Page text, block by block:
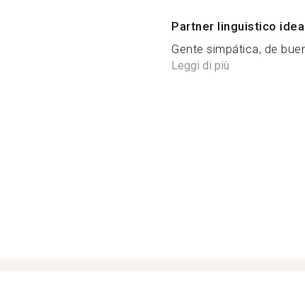
Partner linguistico
Gente simpática, de
Leggi di più